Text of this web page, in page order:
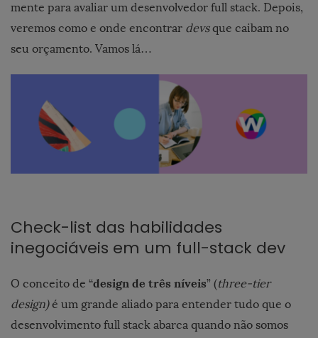
mente para avaliar um desenvolvedor full stack. Depois,
veremos como e onde encontrar devsque caibam no
seu orçamento. Vamos lá…
Check-list das habilidades
inegociáveis ​​em um full-stack dev
O conceito de “design de três níveis” (three-tier
design)é um grande aliado para entender tudo que o
desenvolvimento full stack abarca quando não somos